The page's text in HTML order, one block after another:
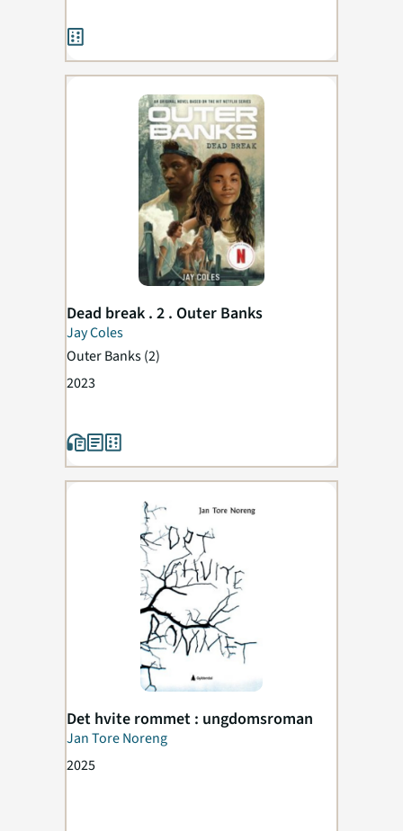
Dead break . 2 . Outer Banks
Jay Coles
Outer Banks(2)
2023
Det hvite rommet : ungdomsroman
Jan Tore Noreng
2025